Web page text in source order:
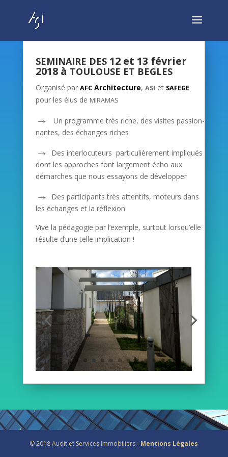
SEMINAIRE DES12 et 13 février
2018 à TOULOUSE ET BEGLES
Organ­isé par AFCArchi­tec­ture, ASI et SAFEGE
pour les élus de MIRAMAS
→
Un pro­gramme très riche, des vis­ites pas­sion­
nantes, des échanges rich­es
→
Des inter­locu­teurs par­ti­c­ulière­ment impliqués
dont les approches font large­ment écho aux
démarch­es que nous essayons de dévelop­per
→
Des par­tic­i­pants très atten­tifs, moteurs dans
les échanges et la réflex­ion
Vive la péd­a­gogie par l’exemple, surtout lorsqu’elle
résulte d’une telle impli­ca­tion !
© 2018 Audit et Services Immobiliers - Mentions Légales